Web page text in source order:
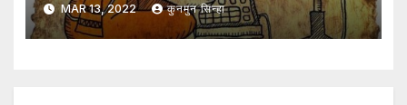
MAR 13, 2022 कुनमुन सिन्हा